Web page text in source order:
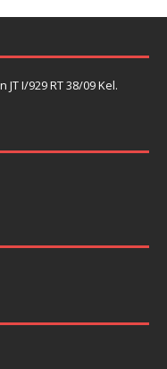
I/929 RT 38/09 Kel.